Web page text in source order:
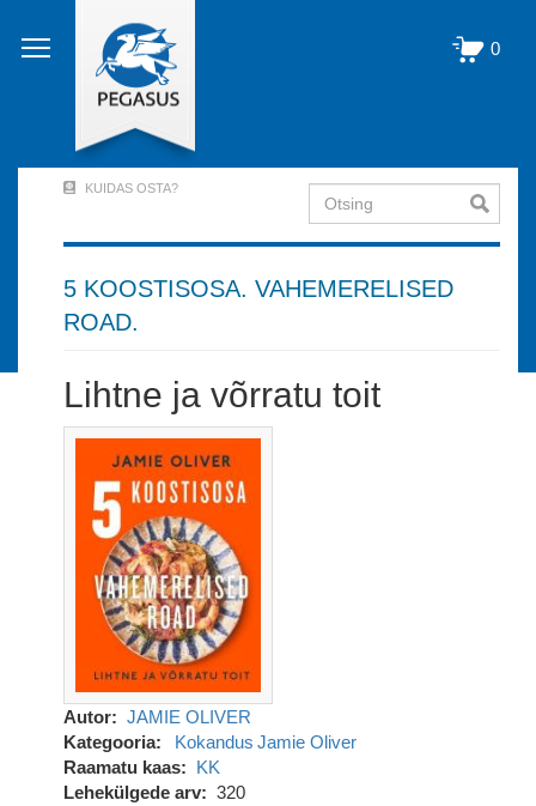
edasi
põhisisu
0
Account
Menu
(logged
KUIDAS OSTA? Otsing
5 KOOSTISOSA. VAHEMERELISED
ROAD.
Lihtne ja võrratu toit
Autor
JAMIE OLIVER
Kategooria
Kokandus Jamie Oliver
Raamatu kaas
KK
Lehekülgede arv
320